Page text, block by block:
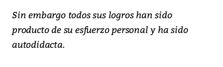
Sin embargo todos sus logros han sido
producto de su esfuerzo personal y ha sido
autodidacta.